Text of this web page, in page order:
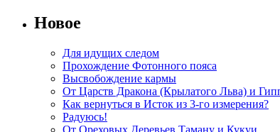
Новое
Для идущих следом
Прохождение Фотонного пояса
Высвобождение кармы
От Царств Дракона (Крылатого Льва) и
Как вернуться в Исток из 3-го измерения?
Радуюсь!
От Ореховых Деревьев Таману и Кукуи